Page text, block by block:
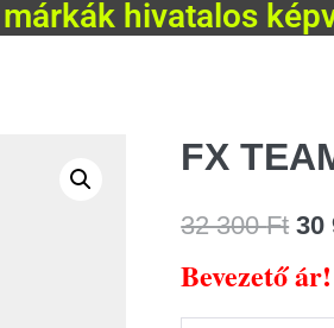
márkák hivatalos
FX
32 300Ft 30
Bevezető ár!